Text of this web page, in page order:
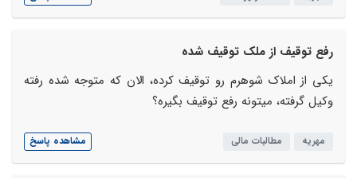
رفع توقیف از ملک توقیف شده
یکی از املاک شوهرم رو توقیف کرده، الان که متوجه شده رفته
وکیل گرفته، میتونه رفع توقیف بگیره؟
مهریه مطالبات مالی مشاهده پاسخ